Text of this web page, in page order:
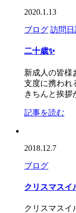
2020.1.13
ブログ 訪問日
二十歳✨
新成人の皆様
支度に携われ
きちんと挨
記事を読む
2018.12.7
ブログ
クリスマスイ
クリスマスイ